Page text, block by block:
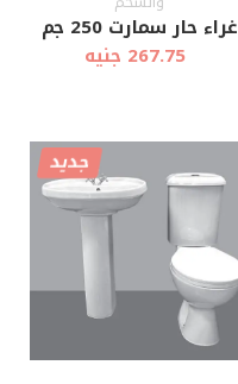
غراء حار سمارت 250 جم
267.75 جنيه
أضف إلى
العربة عرض سريع
جديد